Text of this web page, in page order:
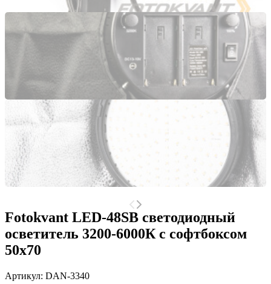
Fotokvant LED-48SB светодиодный
осветитель 3200-6000К с софтбоксом
50х70
Артикул: DAN-3340